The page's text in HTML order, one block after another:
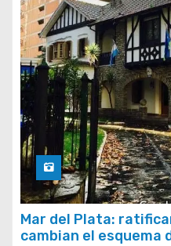
Mar del Plata:
cambian el esquema